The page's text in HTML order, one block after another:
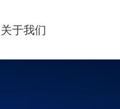
关于我们